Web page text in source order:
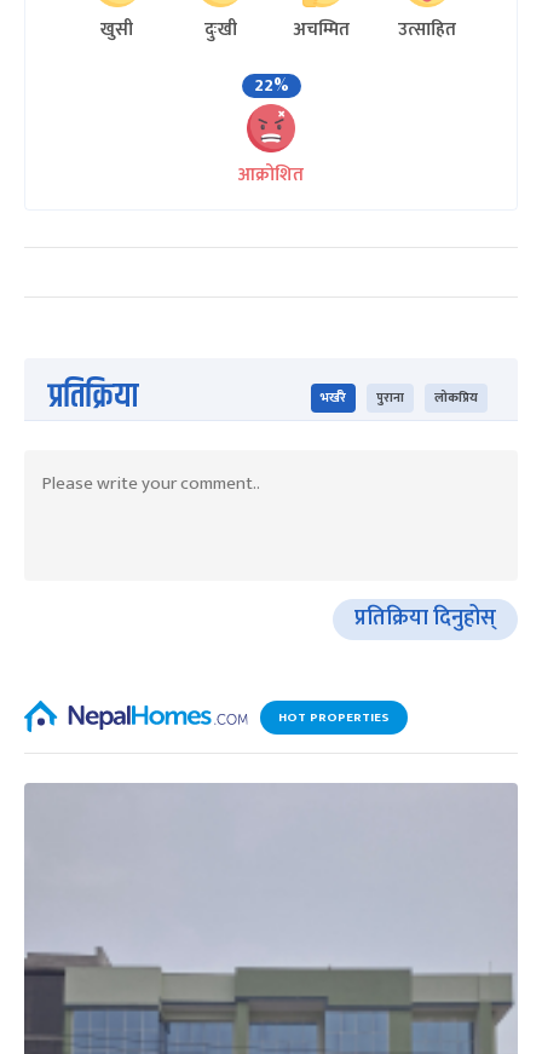
खुसी दुःखी अचम्मित
उत्साहित
22%
आक्रोशित
प्रतिक्रिया भर्खरै पुराना लोकप्रिय
प्रतिक्रिया दिनुहोस्
HOT PROPERTIES